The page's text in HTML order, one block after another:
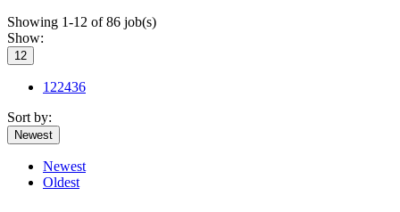
Showing 1-12 of 86 job(s)
Show:
12
122436
Sort by:
Newest
Newest
Oldest